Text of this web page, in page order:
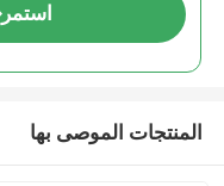
استمر
المنتجات الموصى بها